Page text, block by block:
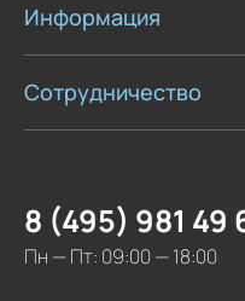
Информация
Сотрудничество
8 (495) 981 49
Пн — Пт: 09:00 — 18:00